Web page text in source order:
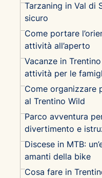
Tarzaning in Val di
sicuro
Come portare
attività all’aperto
Vacanze in
attività per le
Come organizzare
al Trentino Wild
Parco avventura
divertimento e
Discese in MTB:
amanti della bike
Cosa fare in